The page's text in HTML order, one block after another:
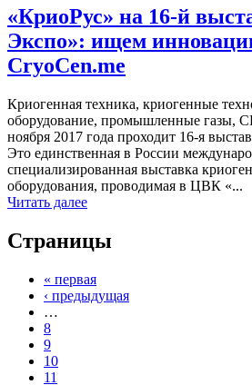
«КриоРус» на 16-й
Экспо»: ищем
CryoCen.me
Криогенная техника, криогенные
оборудование, промышленные газы,
ноября 2017 года проходит 16-я
Это единственная в России
специализированная выставка
оборудования, проводимая в ЦВК «...
Читать далее
Страницы
« первая
‹ предыдущая
…
8
9
10
11